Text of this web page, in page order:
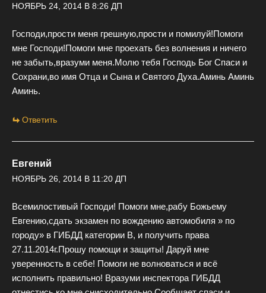
НОЯБРЬ 24, 2014 В 8:26 ДП
Господи,прости меня грешную,прости и помилуй!Помоги
мне Господи!Помоги мне проехать без волнения и ничего
не забыть,вразуми меня.Молю тебя Господь Бог Спаси и
Сохрани,во имя Отца и Сына и Святого Духа.Аминь Аминь
Аминь.
Ответить
Евгений
НОЯБРЬ 26, 2014 В 11:20 ДП
Всемилостивый Господи! Помоги мне,рабу Божьему
Евгению,сдать экзамен по вождению автомобиля » по
городу» в ГИБДД категории В, и получить права
27.11.2014г.Прошу помощи и защиты! Даруй мне
уверенность в себе! Помоги не волноваться и всё
исполнить правильно! Вразуми инспектора ГИБДД